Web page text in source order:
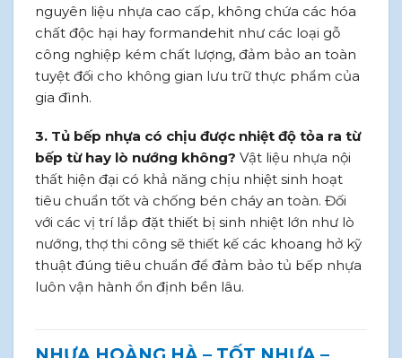
nguyên liệu nhựa cao cấp, không chứa các hóa
chất độc hại hay formandehit như các loại gỗ
công nghiệp kém chất lượng, đảm bảo an toàn
tuyệt đối cho không gian lưu trữ thực phẩm của
gia đình.
3. Tủ bếp nhựa có chịu được nhiệt độ tỏa ra từ
bếp từ hay lò nướng không? Vật liệu nhựa nội
thất hiện đại có khả năng chịu nhiệt sinh hoạt
tiêu chuẩn tốt và chống bén cháy an toàn. Đối
với các vị trí lắp đặt thiết bị sinh nhiệt lớn như lò
nướng, thợ thi công sẽ thiết kế các khoang hở kỹ
thuật đúng tiêu chuẩn để đảm bảo tủ bếp nhựa
luôn vận hành ổn định bền lâu.